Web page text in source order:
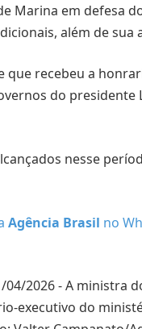
Marina em defesa
além de
que recebeu a
do
nesse
Agência Brasil no